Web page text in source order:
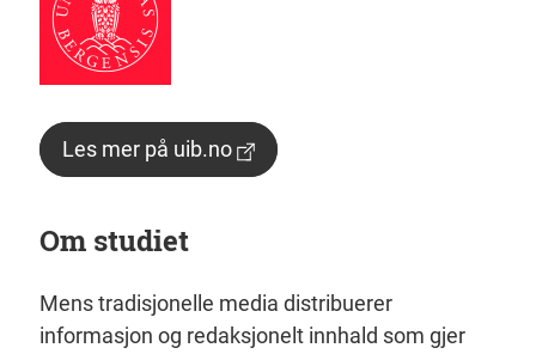
Les mer på uib.no
Om studiet
Mens tradisjonelle media distribuerer
informasjon og redaksjonelt innhald som gjer